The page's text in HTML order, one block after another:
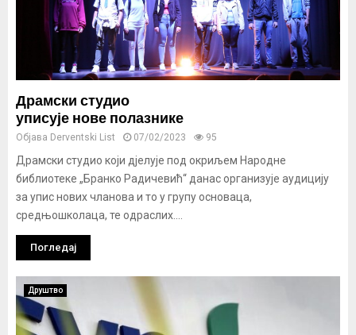
Драмски студио
уписује нове полазнике
Објава Derventski List 07/02/2023 95
Драмски студио који дјелује под окриљем Народне
библиотеке „Бранко Радичевић“ данас организује аудицију
за упис нових чланова и то у групу основаца,
средњошколаца, те одраслих....
Погледај
Друштво